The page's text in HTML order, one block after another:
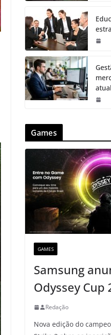
atual
Games
GAMES
Samsung
Odyssey Cup
Redação
Nova edição do